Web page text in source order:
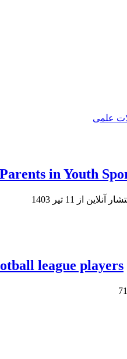
علمی
in Youth
آنلاین از 11 تیر 1403
league players